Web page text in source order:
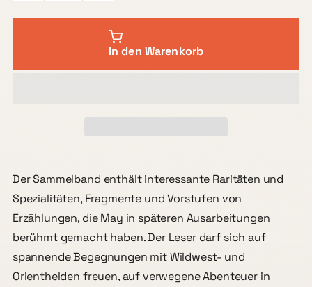
In den Warenkorb
Der Sammelband enthält interessante Raritäten und
Spezialitäten, Fragmente und Vorstufen von
Erzählungen, die May in späteren Ausarbeitungen
berühmt gemacht haben. Der Leser darf sich auf
spannende Begegnungen mit Wildwest- und
Orienthelden freuen, auf verwegene Abenteuer in